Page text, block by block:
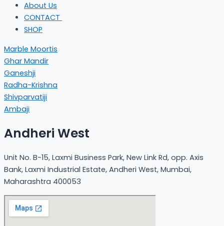
About Us
CONTACT
SHOP
Marble Moortis
Ghar Mandir
Ganeshji
Radha-Krishna
Shivparvatiji
Ambaji
Andheri West
Unit No. B-15, Laxmi Business Park, New Link Rd, opp. Axis
Bank, Laxmi Industrial Estate, Andheri West, Mumbai,
Maharashtra 400053